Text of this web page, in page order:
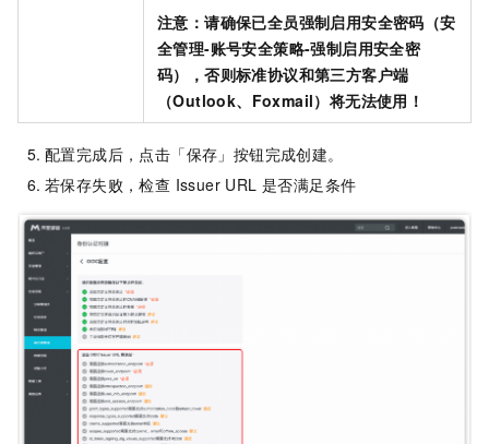
注意：请确保已全员强制启用安全密码（安
全管理-账号安全策略-强制启用安全密
码），否则标准协议和第三方客户端
（Outlook、Foxmail）将无法使用！
配置完成后，点击「保存」按钮完成创建。
若保存失败，检查 Issuer URL 是否满足条件